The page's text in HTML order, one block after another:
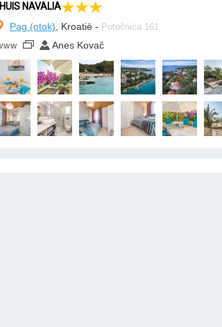
HUIS NAVALIA
Pag (otok) , Kroatië - Potočnica 161
Anes Kovač